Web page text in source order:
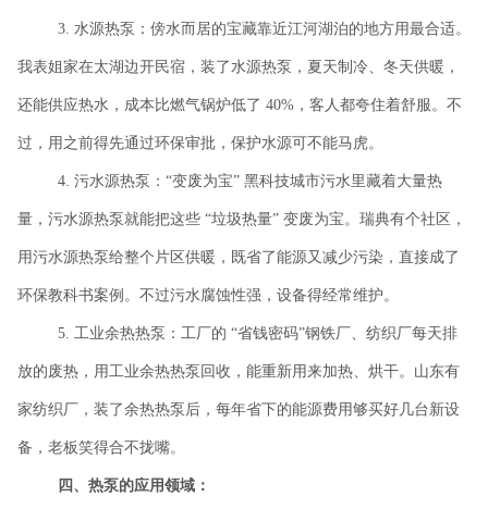
3. 水源热泵：傍水而居的宝藏靠近江河湖泊的地方用最合适。
我表姐家在太湖边开民宿，装了水源热泵，夏天制冷、冬天供暖，
还能供应热水，成本比燃气锅炉低了 40%，客人都夸住着舒服。不
过，用之前得先通过环保审批，保护水源可不能马虎。
4. 污水源热泵：“变废为宝” 黑科技城市污水里藏着大量热
量，污水源热泵就能把这些 “垃圾热量” 变废为宝。瑞典有个社区，
用污水源热泵给整个片区供暖，既省了能源又减少污染，直接成了
环保教科书案例。不过污水腐蚀性强，设备得经常维护。
5. 工业余热热泵：工厂的 “省钱密码”钢铁厂、纺织厂每天排
放的废热，用工业余热热泵回收，能重新用来加热、烘干。山东有
家纺织厂，装了余热热泵后，每年省下的能源费用够买好几台新设
备，老板笑得合不拢嘴。
四、热泵的应用领域：